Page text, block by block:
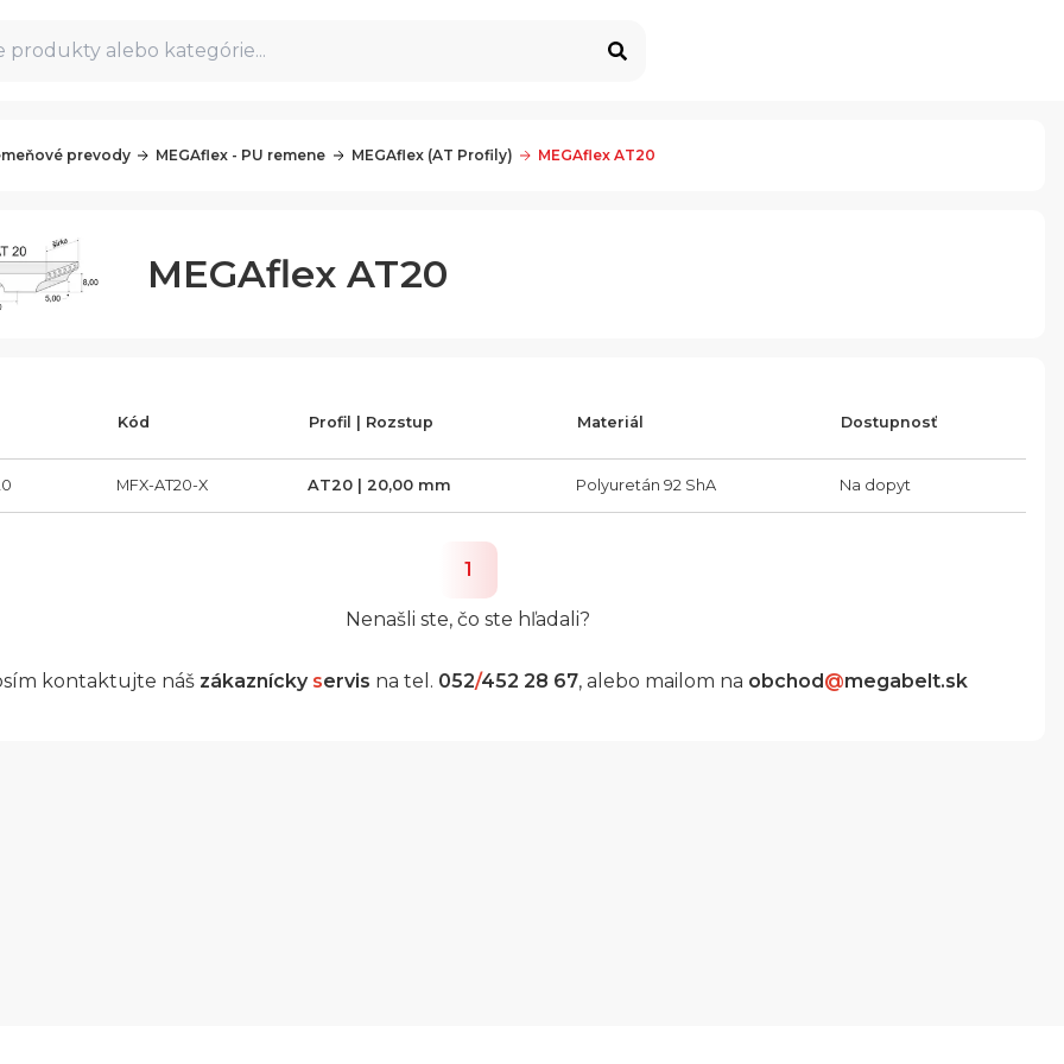
produkty alebo kategórie...
prevody MEGAflex - PU remene MEGAflex (AT Profily) MEGAflex AT20
MEGAflex AT20
Kód Profil | Rozstup Materiál Dostupnosť
MFX-AT20-X AT20 | 20,00 mm Polyuretán 92 ShA Na dopyt
1
Nenašli ste, čo ste hľadali?
kontaktujte náš zákaznícky servis na tel. 052/452 28 67, alebo mailom na obchod@megabelt.sk